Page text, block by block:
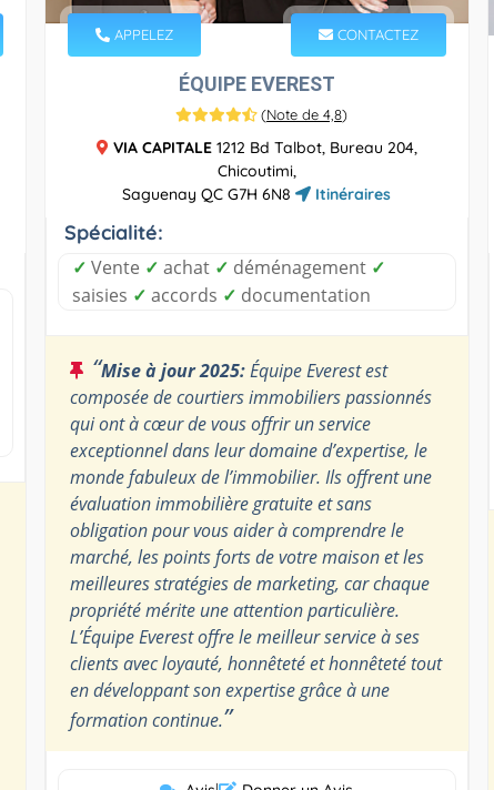
APPELEZ CONTACTEZ
ÉQUIPE EVEREST
(Note de 4,8)
VIA CAPITALE1212 Bd Talbot, Bureau 204,
Chicoutimi,
Saguenay QC G7H 6N8
Itinéraires
Spécialité:
✓ Vente ✓ achat ✓ déménagement ✓
saisies ✓ accords ✓ documentation
“Mise à jour 2025:Équipe Everest est
composée de courtiers immobiliers passionnés
qui ont à cœur de vous offrir un service
exceptionnel dans leur domaine d’expertise, le
monde fabuleux de l’immobilier. Ils offrent une
évaluation immobilière gratuite et sans
obligation pour vous aider à comprendre le
marché, les points forts de votre maison et les
meilleures stratégies de marketing, car chaque
propriété mérite une attention particulière.
L’Équipe Everest offre le meilleur service à ses
clients avec loyauté, honnêteté et honnêteté tout
en développant son expertise grâce à une
formation continue.”